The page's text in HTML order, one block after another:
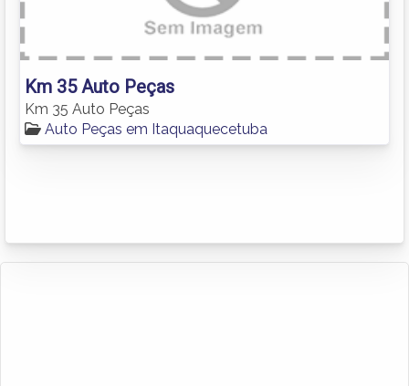
Km 35 Auto Peças
Km 35 Auto Peças
Auto Peças em Itaquaquecetuba